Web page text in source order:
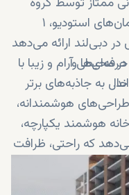
آراس، مجموعه‌ای خیره‌کننده از آپارتمان‌های استودیو، ۱
برای فروش در دبی‌لند ارائه می‌دهد
و
محیطی آرام و زیبا با
به جاذبه‌های برتر
طراحی‌های هوشمندانه،
خانه هوشمند یکپارچه،
که راحتی، ظرافت
یکی از جذاب‌ترین
کرده است.